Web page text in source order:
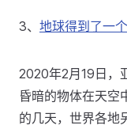
3、 地球得到了一
2020年2月19日，
昏暗的物体在天空
的几天，世界各地